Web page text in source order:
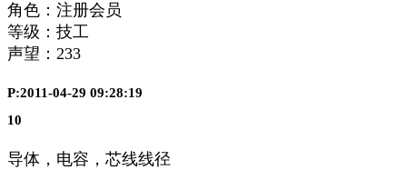
角色：注册会员
等级：技工
声望： 233
P:2011-04-29 09:28:19
10
导体，电容，芯线线径